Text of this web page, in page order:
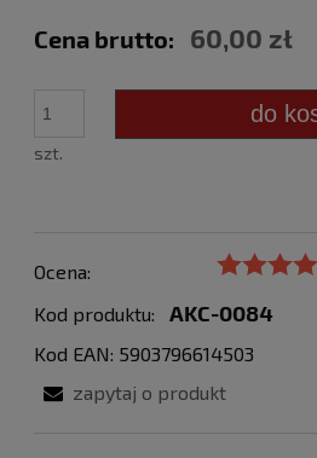
Cena brutto:
60,00 zł
szt.
do
Ocena:
Kod produktu:
AKC-0084
Kod EAN: 5903796614503
zapytaj o produkt